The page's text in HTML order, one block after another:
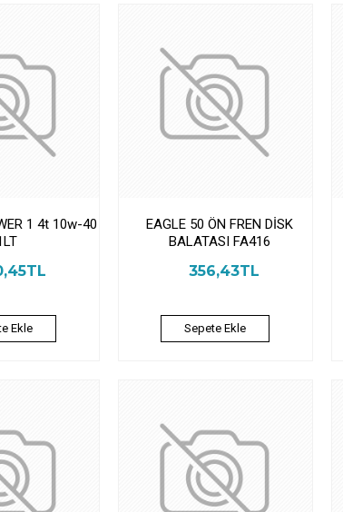
1 4t 10w-40
Ekle
EAGLE 50 ÖN FREN DİSK
BALATASI FA416
356,43TL
Sepete Ekle